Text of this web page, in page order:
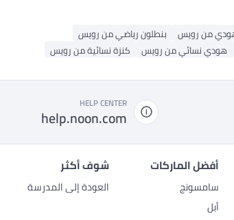
من رويس
بنطلون رياضي من رويس
هودي نسائي من رويس
كنزة نسائية من رويس
HELP CENTER
help.noon.com
أفضل الماركات
سامسونج
أبل
شوف أكثر
العودة إلى المدرسة